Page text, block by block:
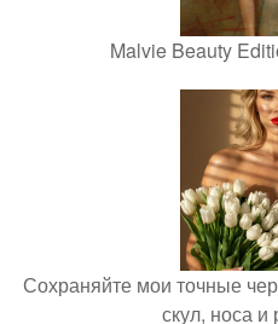
Malvie Beauty
Сохраняйте мои точные
скул, носа и